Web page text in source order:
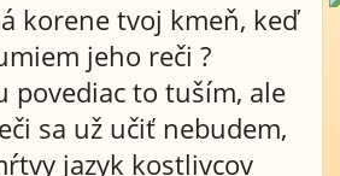
korene tvoj kmeň, keď
jeho reči ?
povediac to tuším, ale
sa už učiť nebudem,
jazyk kostlivcov